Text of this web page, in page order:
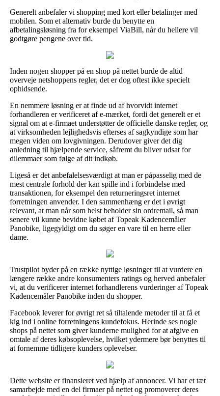
Generelt anbefaler vi shopping med kort eller betalinger med
mobilen. Som et alternativ burde du benytte en
afbetalingsløsning fra for eksempel ViaBill, når du hellere vil
godtgøre pengene over tid.
Inden nogen shopper på en shop på nettet burde de altid
overveje netshoppens regler, det er dog oftest ikke specielt
ophidsende.
En nemmere løsning er at finde ud af hvorvidt internet
forhandleren er verificeret af e-mærket, fordi det generelt er et
signal om at e-firmaet understøtter de officielle danske regler, og
at virksomheden lejlighedsvis efterses af sagkyndige som har
megen viden om lovgivningen. Derudover giver det dig
anledning til hjælpende service, såfremt du bliver udsat for
dilemmaer som følge af dit indkøb.
Ligeså er det anbefalelsesværdigt at man er påpasselig med de
mest centrale forhold der kan spille ind i forbindelse med
transaktionen, for eksempel den returneringsret internet
forretningen anvender. I den sammenhæng er det i øvrigt
relevant, at man når som helst beholder sin ordremail, så man
senere vil kunne bevidne købet af Topeak Kadencemåler
Panobike, ligegyldigt om du søger en vare til en herre eller
dame.
Trustpilot byder på en række nyttige løsninger til at vurdere en
længere række andre konsumenters ratings og herved anbefaler
vi, at du verificerer internet forhandlerens vurderinger af Topeak
Kadencemåler Panobike inden du shopper.
Facebook leverer for øvrigt ret så tiltalende metoder til at få et
kig ind i online forretningens kundefokus. Herinde ses nogle
shops på nettet som giver kunderne mulighed for at afgive en
omtale af deres købsoplevelse, hvilket ydermere bør benyttes til
at fornemme tidligere kunders oplevelser.
Dette website er finansieret ved hjælp af annoncer. Vi har et tæt
samarbejde med en del firmaer på nettet og promoverer deres